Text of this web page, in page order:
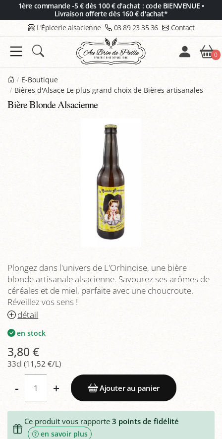
1ère commande -5 € dès 100 € d'achat : code BIENVENUE •
Livraison offerte dès 160 € d'achat*
L'Épicerie alsacienne 03 89 23 35 36 Contact
0
E-Boutique
Bières d'Alsace Le plus grand choix de Bières artisanales
Bière Blonde Alsacienne
Plongez dans l'univers de L'Orhinoise, une bière
blonde artisanale alsacienne. Savourez ses arômes de
céréales et de miel, parfaite avec une choucroute.
Réveillez vos sens !
détail
en stock
3,80 €
33cl (11,52 €/L)
- + Ajouter au panier
Ce produit vous rapporte 3 points de fidélité
en savoir plus
Panneau de gestion des cookies